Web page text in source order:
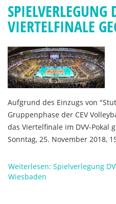
SPIELVERLEGUNG
VIERTELFINALE
Aufgrund des Einzugs von
Gruppenphase der CEV
das Viertelfinale im DVV-Pokal
Sonntag, 25. November 2018,
Weiterlesen: Spielverlegung
Wiesbaden